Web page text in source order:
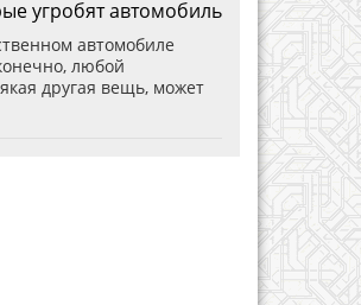
угробят автомобиль
автомобиле
любой
другая вещь, может